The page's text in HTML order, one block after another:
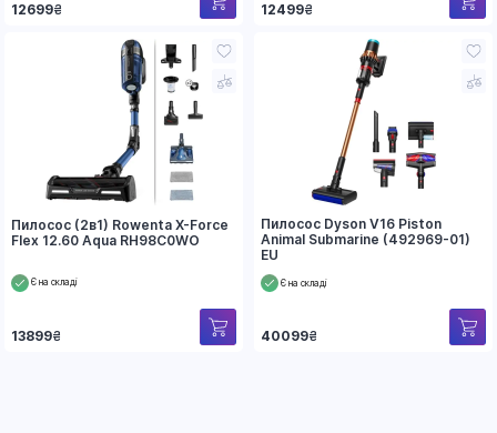
12699₴ 12499₴
Пилосос (2в1) Rowenta X-Force
Flex 12.60 Aqua RH98C0WO
Є на складі
13899₴
Пилосос Dyson V16 Piston
Animal Submarine (492969-01)
EU
Є на складі
40099₴